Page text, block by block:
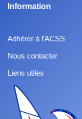
Information
Adhérer à l’ACSS
Nous contacter
Liens utiles